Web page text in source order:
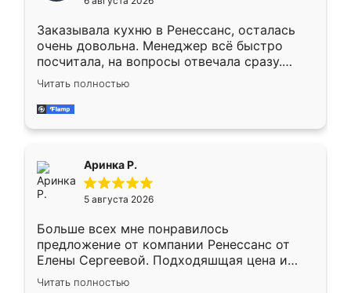
мебели буду заказывать только здесь.
Заказывала кухню в Ренессанс, осталась
очень довольна. Менеджер всё быстро
посчитала, на вопросы отвечала сразу.
Замерщик приехал в субботу, подошёл к
делу со всей ответственностью. Собрали
за день, ребята работали аккуратно, даже
Читать полностью
Аринка Р.
5 августа 2026
Больше всех мне понравилось
предложение от компании Ренессанс от
Елены Сергеевой. Подходяшщая цена и
короткие сроки изготовления. Приехавший
Читать полностью